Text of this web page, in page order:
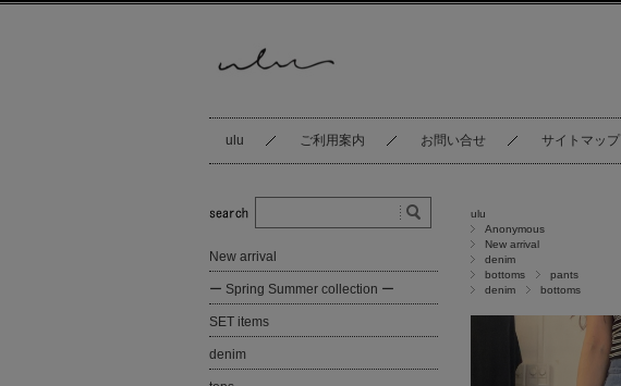
ulu ご利用案内 お問い合せ サイトマップ
ulu
Anonymous
New arrival
denim
bottoms
pants
denim
bottoms
New arrival
ー Spring Summer collection ー
SET items
denim